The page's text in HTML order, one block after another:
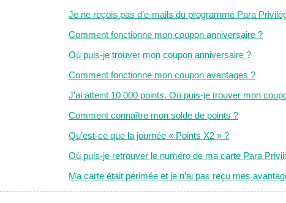
Je ne reçois pas d’e-mails du programme Para
Comment fonctionne mon coupon anniversaire ?
Où puis-je trouver mon coupon anniversaire ?
Comment fonctionne mon coupon avantages ?
J’ai atteint 10 000 points. Où puis-je trouver mon
Comment connaître mon solde de points ?
Qu’est-ce que la journée « Points X2 » ?
Où puis-je retrouver le numéro de ma carte Para
Ma carte était périmée et je n’ai pas reçu mes